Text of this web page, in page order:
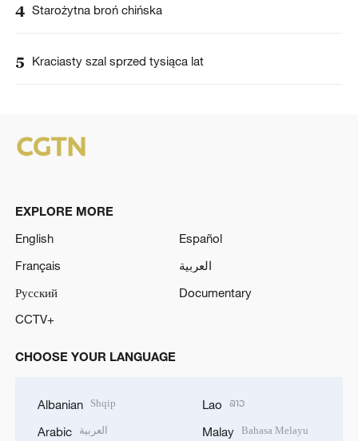
4 Starożytna broń chińska
5 Kraciasty szal sprzed tysiąca lat
EXPLORE MORE
English
Español
Français
العربية
Русский
Documentary
CCTV+
CHOOSE YOUR LANGUAGE
Albanian Shqip
Arabic العربية
Lao ລາວ
Malay Bahasa Melayu